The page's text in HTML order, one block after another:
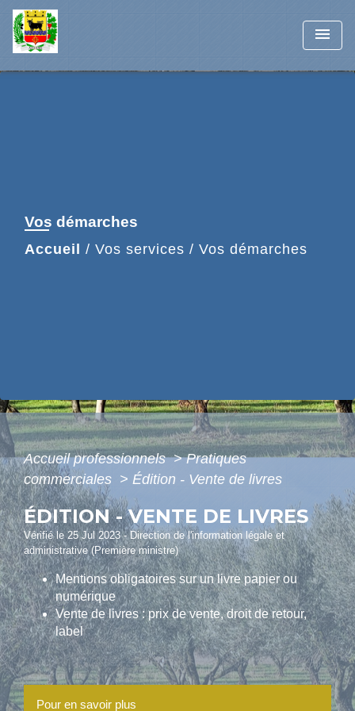
menu
Vos démarches
Accueil / Vos services / Vos démarches
Accueil professionnels> Pratiques
commerciales > Édition - Vente de livres
ÉDITION - VENTE DE LIVRES
Vérifié le 25 Jul 2023 - Direction de l'information légale et
administrative (Première ministre)
Mentions obligatoires sur un livre papier ou
numérique
Vente de livres : prix de vente, droit de retour,
label
Pour en savoir plus